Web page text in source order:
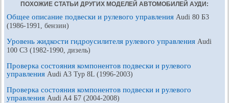
ПОХОЖИЕ СТАТЬИ ДРУГИХ МОДЕЛЕЙ АВТОМОБИЛЕЙ АУДИ:
Общее описание подвески и рулевого управления Audi 80 Б3
(1986-1991, бензин)
Уровень жидкости гидроусилителя рулевого управления Audi
100 С3 (1982-1990, дизель)
Проверка состояния компонентов подвески и рулевого
управления Audi A3 Typ 8L (1996-2003)
Проверка состояния компонентов подвески и рулевого
управления Audi A4 Б7 (2004-2008)